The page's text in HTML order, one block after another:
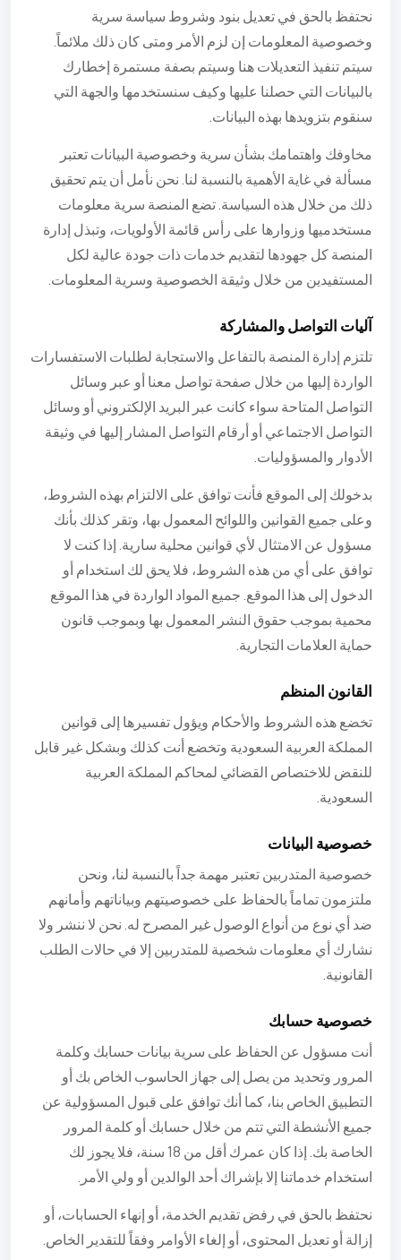
نحتفظ بالحق في تعديل بنود وشروط سياسة سرية
وخصوصية المعلومات إن لزم الأمر ومتى كان ذلك ملائماً.
سيتم تنفيذ التعديلات هنا وسيتم بصفة مستمرة إخطارك
بالبيانات التي حصلنا عليها وكيف سنستخدمها والجهة التي
سنقوم بتزويدها بهذه البيانات.
مخاوفك واهتمامك بشأن سرية وخصوصية البيانات تعتبر
مسألة في غاية الأهمية بالنسبة لنا. نحن نأمل أن يتم تحقيق
ذلك من خلال هذه السياسة. تضع المنصة سرية معلومات
مستخدميها وزوارها على رأس قائمة الأولويات، وتبذل إدارة
المنصة كل جهودها لتقديم خدمات ذات جودة عالية لكل
المستفيدين من خلال وثيقة الخصوصية وسرية المعلومات.
آليات التواصل والمشاركة
تلتزم إدارة المنصة بالتفاعل والاستجابة لطلبات الاستفسارات
الواردة إليها من خلال صفحة تواصل معنا أو عبر وسائل
التواصل المتاحة سواء كانت عبر البريد الإلكتروني أو وسائل
التواصل الاجتماعي أو أرقام التواصل المشار إليها في وثيقة
الأدوار والمسؤوليات.
بدخولك إلى الموقع فأنت توافق على الالتزام بهذه الشروط،
وعلى جميع القوانين واللوائح المعمول بها، وتقر كذلك بأنك
مسؤول عن الامتثال لأي قوانين محلية سارية. إذا كنت لا
توافق على أي من هذه الشروط، فلا يحق لك استخدام أو
الدخول إلى هذا الموقع. جميع المواد الواردة في هذا الموقع
محمية بموجب حقوق النشر المعمول بها وبموجب قانون
حماية العلامات التجارية.
القانون المنظم
تخضع هذه الشروط والأحكام ويؤول تفسيرها إلى قوانين
المملكة العربية السعودية وتخضع أنت كذلك وبشكل غير قابل
للنقض للاختصاص القضائي لمحاكم المملكة العربية
السعودية.
خصوصية البيانات
خصوصية المتدربين تعتبر مهمة جداً بالنسبة لنا، ونحن
ملتزمون تماماً بالحفاظ على خصوصيتهم وبياناتهم وأمانهم
ضد أي نوع من أنواع الوصول غير المصرح له. نحن لا ننشر ولا
نشارك أي معلومات شخصية للمتدربين إلا في حالات الطلب
القانونية.
خصوصية حسابك
أنت مسؤول عن الحفاظ على سرية بيانات حسابك وكلمة
المرور وتحديد من يصل إلى جهاز الحاسوب الخاص بك أو
التطبيق الخاص بنا، كما أنك توافق على قبول المسؤولية عن
جميع الأنشطة التي تتم من خلال حسابك أو كلمة المرور
الخاصة بك. إذا كان عمرك أقل من 18 سنة، فلا يجوز لك
استخدام خدماتنا إلا بإشراك أحد الوالدين أو ولي الأمر.
نحتفظ بالحق في رفض تقديم الخدمة، أو إنهاء الحسابات، أو
إزالة أو تعديل المحتوى، أو إلغاء الأوامر وفقاً للتقدير الخاص.